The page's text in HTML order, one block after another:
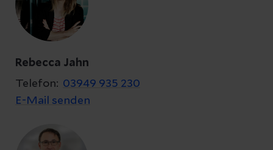
Rebecca Jahn
Telefon: 03949 935 230
E-Mail senden